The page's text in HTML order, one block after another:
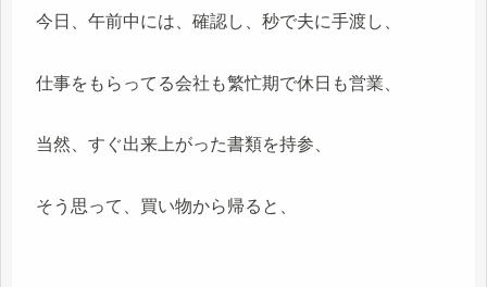
今日、午前中には、確認し、秒で夫に手渡し、
仕事をもらってる会社も繁忙期で休日も営業、
当然、すぐ出来上がった書類を持参、
そう思って、買い物から帰ると、